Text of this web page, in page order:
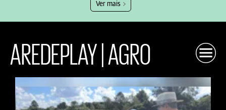
Ver mais
AREDEPLAY | AGRO